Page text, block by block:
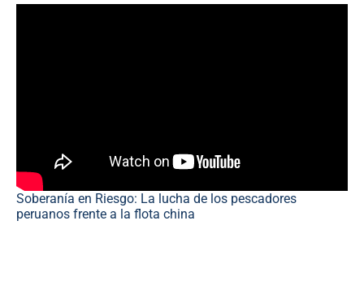
Soberanía en Riesgo: La lucha de los pescadores
peruanos frente a la flota china